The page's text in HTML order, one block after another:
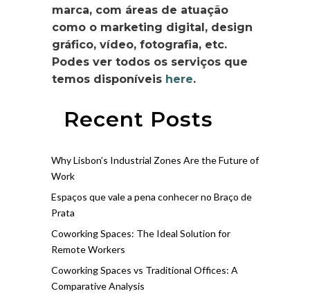
marca, com áreas de atuação
como o marketing digital, design
gráfico, vídeo, fotografia, etc.
Podes ver todos os serviços que
temos disponíveis here.
Recent Posts
Why Lisbon’s Industrial Zones Are the Future of
Work
Espaços que vale a pena conhecer no Braço de
Prata
Coworking Spaces: The Ideal Solution for
Remote Workers
Coworking Spaces vs Traditional Offices: A
Comparative Analysis